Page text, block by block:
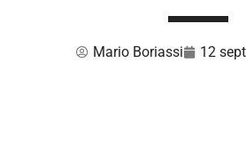
Mario Boriassi 12